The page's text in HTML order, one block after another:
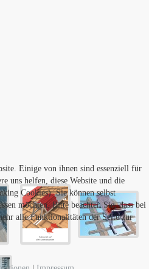
Einige von ihnen sind essenziell für
uns helfen, diese Website und die
Cookies). Sie können selbst
möchten. Bitte beachten Sie, dass bei
alle Funktionalitäten der Seite zur